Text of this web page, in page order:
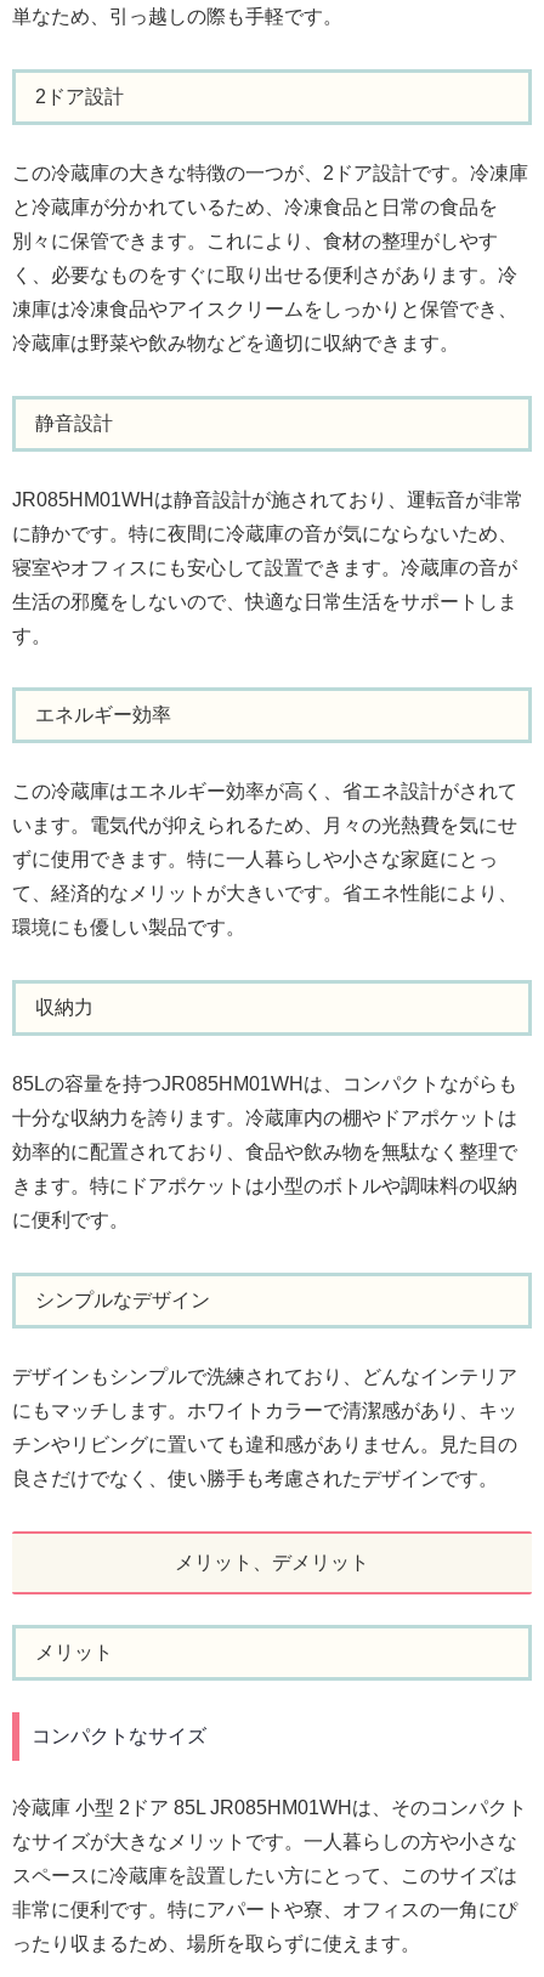
単なため、引っ越しの際も手軽です。
2ドア設計
この冷蔵庫の大きな特徴の一つが、2ドア設計です。冷凍庫
と冷蔵庫が分かれているため、冷凍食品と日常の食品を
別々に保管できます。これにより、食材の整理がしやす
く、必要なものをすぐに取り出せる便利さがあります。冷
凍庫は冷凍食品やアイスクリームをしっかりと保管でき、
冷蔵庫は野菜や飲み物などを適切に収納できます。
静音設計
JR085HM01WHは静音設計が施されており、運転音が非常
に静かです。特に夜間に冷蔵庫の音が気にならないため、
寝室やオフィスにも安心して設置できます。冷蔵庫の音が
生活の邪魔をしないので、快適な日常生活をサポートしま
す。
エネルギー効率
この冷蔵庫はエネルギー効率が高く、省エネ設計がされて
います。電気代が抑えられるため、月々の光熱費を気にせ
ずに使用できます。特に一人暮らしや小さな家庭にとっ
て、経済的なメリットが大きいです。省エネ性能により、
環境にも優しい製品です。
収納力
85Lの容量を持つJR085HM01WHは、コンパクトながらも
十分な収納力を誇ります。冷蔵庫内の棚やドアポケットは
効率的に配置されており、食品や飲み物を無駄なく整理で
きます。特にドアポケットは小型のボトルや調味料の収納
に便利です。
シンプルなデザイン
デザインもシンプルで洗練されており、どんなインテリア
にもマッチします。ホワイトカラーで清潔感があり、キッ
チンやリビングに置いても違和感がありません。見た目の
良さだけでなく、使い勝手も考慮されたデザインです。
メリット、デメリット
メリット
コンパクトなサイズ
冷蔵庫 小型 2ドア 85L JR085HM01WHは、そのコンパクト
なサイズが大きなメリットです。一人暮らしの方や小さな
スペースに冷蔵庫を設置したい方にとって、このサイズは
非常に便利です。特にアパートや寮、オフィスの一角にぴ
ったり収まるため、場所を取らずに使えます。